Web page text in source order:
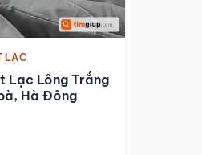
LẠC
Lạc Lông Trắng
Hà Đông